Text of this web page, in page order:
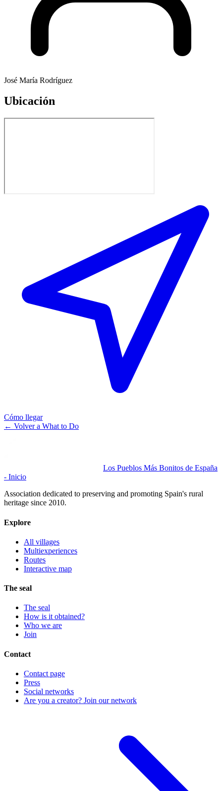
José María Rodríguez
Ubicación
Cómo llegar
← Volver a What to Do
Los Pueblos Más Bonitos de España
- Inicio
Association dedicated to preserving and promoting Spain's rural
heritage since 2010.
Explore
All villages
Multiexperiences
Routes
Interactive map
The seal
The seal
How is it obtained?
Who we are
Join
Contact
Contact page
Press
Social networks
Are you a creator? Join our network